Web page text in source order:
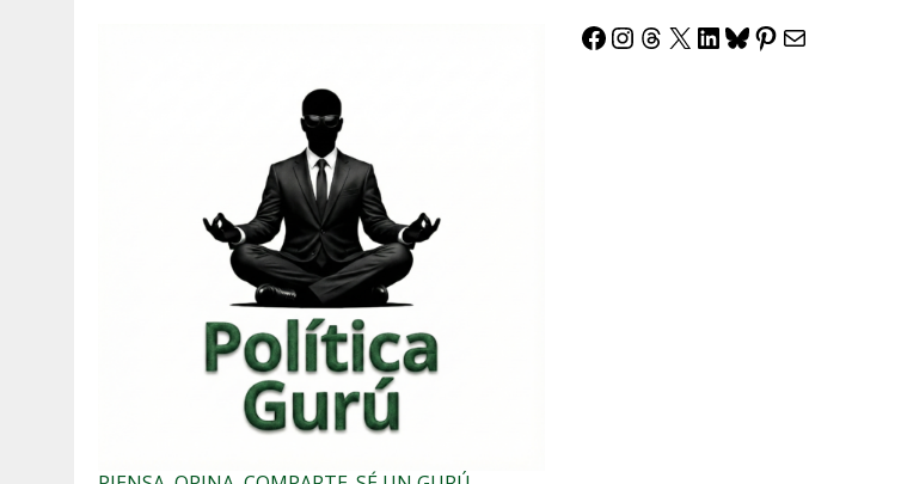
Facebook
Instagram
Threads
X LinkedIn
Bluesky
Pinterest
Correo electrónico